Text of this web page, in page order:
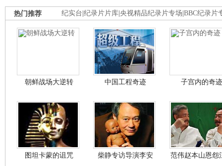
纪实台 纪录片片库 央视精品纪录片专场 BBC纪录片
热门推荐
朝鲜战场大逆转 中国工程奇迹 子宫内的奇迹
图坦卡蒙的诅咒 柴静专访导演李安 范伟赵本山恩怨